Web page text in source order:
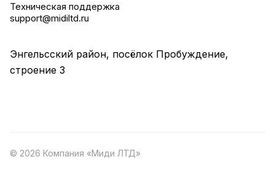
Техническая поддержка
support@midiltd.ru
Энгельсский район, посёлок Пробуждение,
строение 3
© 2026 Компания «Миди ЛТД»